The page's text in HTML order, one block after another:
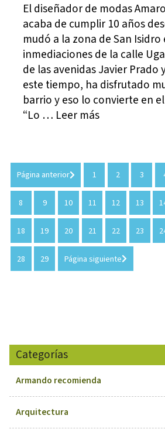
El diseñador de modas
acaba de cumplir 10 años
mudó a la zona de San Isidro
inmediaciones de la calle
de las avenidas Javier Prado
este tiempo, ha disfrutado
barrio y eso lo convierte en
“Lo … Leer más
Página anterior 1 2 3
8 9 10 11 12 13
18 19 20 21 22 23
28 29 Página siguiente
Categorías
Armando recomienda
Arquitectura